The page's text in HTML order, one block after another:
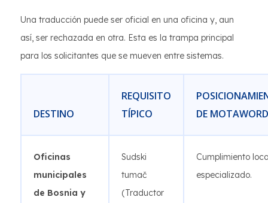
Una traducción puede ser oficial en una oficina y, aun
así, ser rechazada en otra. Esta es la trampa principal
para los solicitantes que se mueven entre sistemas.
DESTINO
REQUISITO
TÍPICO
DE MOTAWORD
Oficinas
municipales
de Bosnia y
Sudski
tumač
(Traductor
Cumplimiento
especializado.